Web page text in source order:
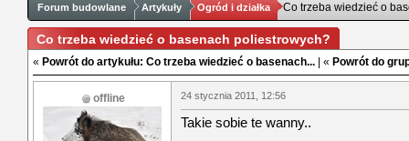
Forum budowlane Artykuły Ogród i działka Co trzeba wiedzieć o
Co trzeba wiedzieć o basenach poliestrowych?
« Powrót do artykułu: Co trzeba wiedzieć o basenach... | « Powrót do
offline 24 stycznia 2011, 12:56
Takie sobie te wanny..